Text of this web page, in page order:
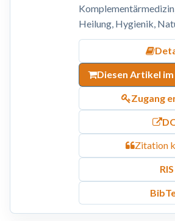
Heilung, Hygienik,
Diesen Artikel
Zugang
Zitation
RIS